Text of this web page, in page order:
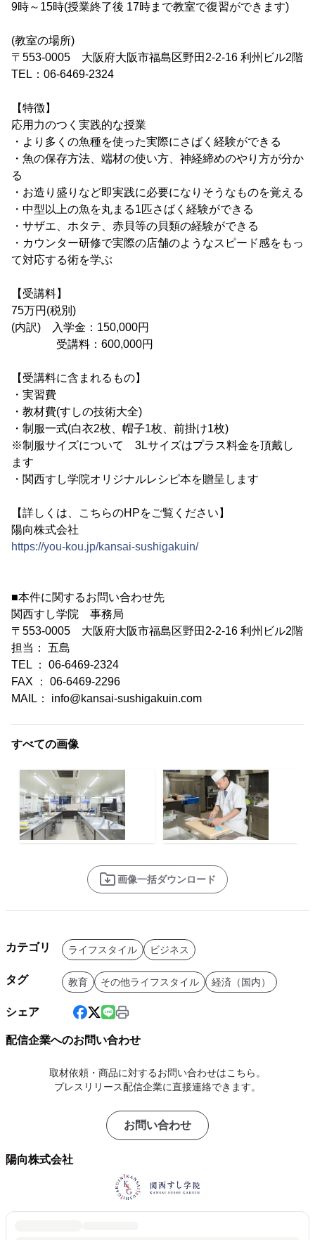
9時～15時(授業終了後 17時まで教室で復習ができます)
(教室の場所)
〒553-0005 大阪府大阪市福島区野田2-2-16 利州ビル2階
TEL：06-6469-2324
【特徴】
応用力のつく実践的な授業
・より多くの魚種を使った実際にさばく経験ができる
・魚の保存方法、端材の使い方、神経締めのやり方が分か
る
・お造り盛りなど即実践に必要になりそうなものを覚える
・中型以上の魚を丸まる1匹さばく経験ができる
・サザエ、ホタテ、赤貝等の貝類の経験ができる
・カウンター研修で実際の店舗のようなスピード感をもっ
て対応する術を学ぶ
【受講料】
75万円(税別)
(内訳) 入学金：150,000円
受講料：600,000円
【受講料に含まれるもの】
・実習費
・教材費(すしの技術大全)
・制服一式(白衣2枚、帽子1枚、前掛け1枚)
※制服サイズについて 3Lサイズはプラス料金を頂戴し
ます
・関西すし学院オリジナルレシピ本を贈呈します
【詳しくは、こちらのHPをご覧ください】
陽向株式会社
https://you-kou.jp/kansai-sushigakuin/
■本件に関するお問い合わせ先
関西すし学院 事務局
〒553-0005 大阪府大阪市福島区野田2-2-16 利州ビル2階
担当： 五島
TEL ： 06-6469-2324
FAX ： 06-6469-2296
MAIL： info@kansai-sushigakuin.com
すべての画像
画像一括ダウンロード
カテゴリ ライフスタイル ビジネス
タグ 教育 その他ライフスタイル 経済（国内）
シェア
配信企業へのお問い合わせ
取材依頼・商品に対するお問い合わせはこちら。
プレスリリース配信企業に直接連絡できます。
お問い合わせ
陽向株式会社